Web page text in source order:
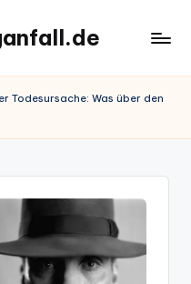
Todesursache: Was über den